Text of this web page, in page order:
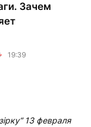
Зачем
19:39
13 февраля